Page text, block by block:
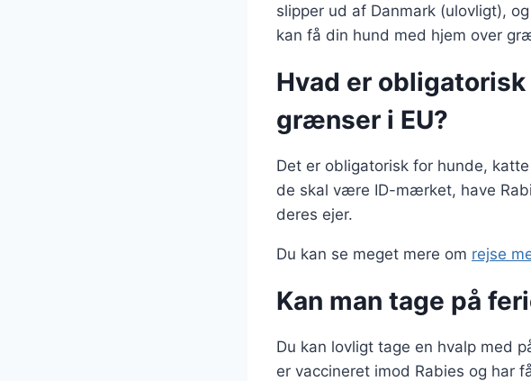
slipper ud af Danmark (ulovligt),
kan få din hund med hjem over
Hvad er
grænser i EU?
Det er obligatorisk for hunde,
de skal være ID-mærket, have
deres ejer.
Du kan se meget mere om rejse
Kan man tage på
Du kan lovligt tage en hvalp med
er vaccineret imod Rabies og har